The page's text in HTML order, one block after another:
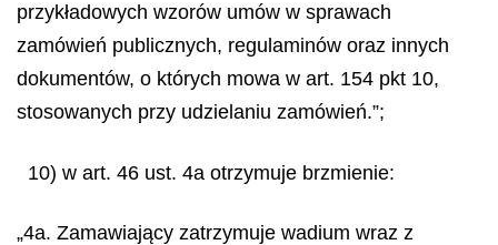
przykładowych wzorów umów w sprawach
zamówień publicznych, regulaminów oraz innych
dokumentów, o których mowa w art. 154 pkt 10,
stosowanych przy udzielaniu zamówień.”;
10) w art. 46 ust. 4a otrzymuje brzmienie:
„4a. Zamawiający zatrzymuje wadium wraz z